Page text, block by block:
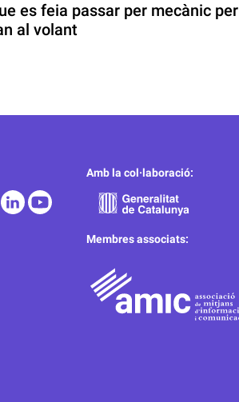
es feia passar per mecànic per
al volant
Amb la col·laboració:
Membres associats: